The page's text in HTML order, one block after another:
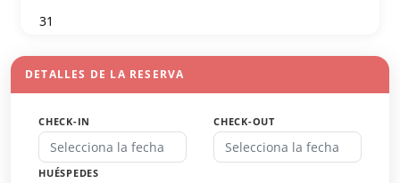
31
DETALLES DE LA RESERVA
CHECK-IN CHECK-OUT
HUÉSPEDES